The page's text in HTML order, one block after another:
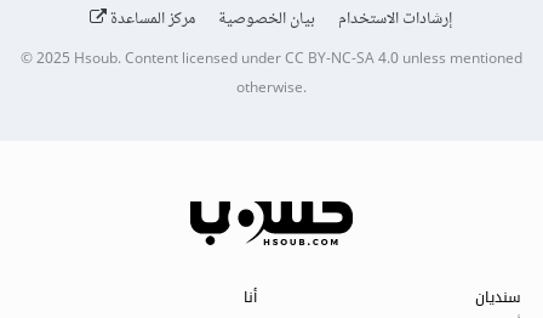
إرشادات الاستخدام
بيان الخصوصية مركز المساعدة
© 2025 Hsoub.Content licensed underCC BY-NC-SA 4.0unless mentioned
otherwise.